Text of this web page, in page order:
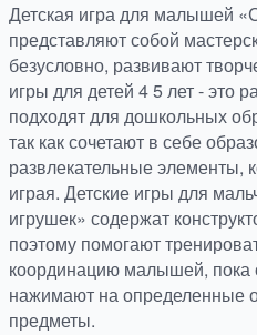
Детская игра для малышей
представляют собой
безусловно, развивают
игры для детей 4 5 лет - это
подходят для дошкольных
так как сочетают в себе
развлекательные элементы,
играя. Детские игры для
игрушек» содержат
поэтому помогают
координацию малышей, пока
нажимают на определенные
предметы.